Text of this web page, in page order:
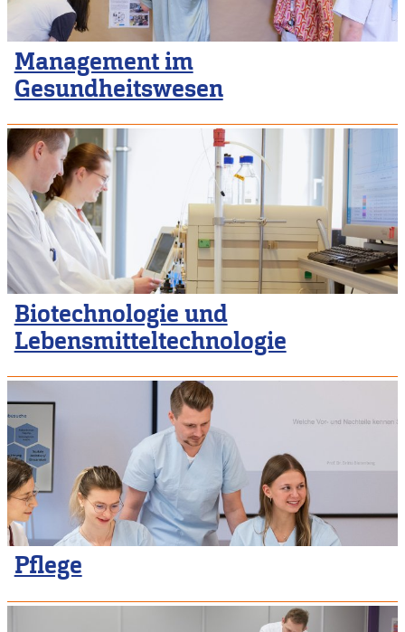
Management im
Gesundheitswesen
Biotechnologie und
Lebensmitteltechnologie
Pflege